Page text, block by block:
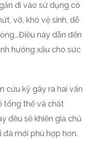
đi vào sử dụng có
vỡ, khó vệ sinh, dễ
này dẫn đến
hưởng xấu cho sức
cứu kỹ gây ra hai vấn
tổng thể và chất
đều sẽ khiến gia chủ
mới phù hợp hơn.